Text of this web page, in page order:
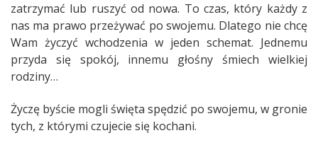
zatrzymać lub ruszyć od nowa. To czas, który każdy z
nas ma prawo przeżywać po swojemu. Dlatego nie chcę
Wam życzyć wchodzenia w jeden schemat. Jednemu
przyda się spokój, innemu głośny śmiech wielkiej
rodziny…
Życzę byście mogli święta spędzić po swojemu, w gronie
tych, z którymi czujecie się kochani.